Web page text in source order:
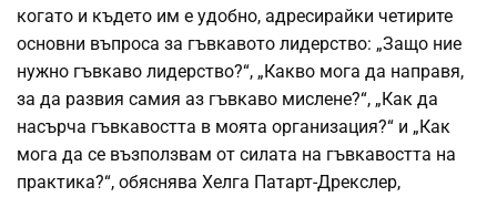
когато и където им е удобно, адресирайки четирите
основни въпроса за гъвкавото лидерство: „Защо ние
нужно гъвкаво лидерство?“, „Какво мога да направя,
за да развия самия аз гъвкаво мислене?“, „Как да
насърча гъвкавостта в моята организация?“ и „Как
мога да се възползвам от силата на гъвкавостта на
практика?“, обяснява Хелга Патарт-Дрекслер,